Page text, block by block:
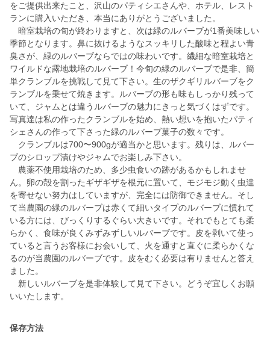
をご提供出来たこと、沢山のパティシエさんや、ホテル、レスト
ランに購入いただき、本当にありがとうございました。
暗室栽培の旬が終わりますと、次は緑のルバーブが1番美味しい
季節となります。鼻に抜けるようなスッキリした酸味と程よい青
臭さが、緑のルバーブならではの味わいです。繊細な暗室栽培と
ワイルドな露地栽培のルバーブ！今旬の緑のルバーブで是非、簡
単クランブルを挑戦して見て下さい。生のザクギリルバーブをク
ランブルを乗せて焼きます。ルバーブの形も味もしっかり残って
いて、ジャムとは違うルバーブの魅力にきっと気づくはずです。
写真達は私の作ったクランブルを始め、熱い想いを抱いたパティ
シェさんの作って下さった緑のルバーブ菓子の数々です。
クランブルは700〜900gが適当かと思います。残りは、ルバー
ブのシロップ漬けやジャムでお楽しみ下さい。
農薬不使用栽培のため、多少虫食いの跡があるかもしれませ
ん。卵の殻を割ったギザギザを根元に置いて、モジモジ動く虫達
を寄せない努力はしていますが、完全には防御できません。そし
て当農園の緑のルバーブは赤くて細いタイプのルバーブに慣れて
いる方には、びっくりするぐらい大きいです。それでもとても柔
らかく、食味が良くみずみずしいルバーブです。皮を剥いて使っ
ていると言うお客様にお会いして、火を通すと直ぐに柔らかくな
るのが当農園のルバーブです。皮をむく必要は有りませんと答え
ました。
新しいルバーブを是非体験して見て下さい。どうぞ宜しくお願
いいたします。
保存方法